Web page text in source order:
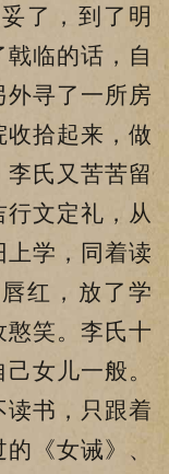
了，到了明
临的话，自
外寻了一所房
收拾起来，做
氏又苦苦留
文定礼，从
上学，同着读
红，放了学
憨笑。李氏十
女儿一般。
读书，只跟着
《女诫》、